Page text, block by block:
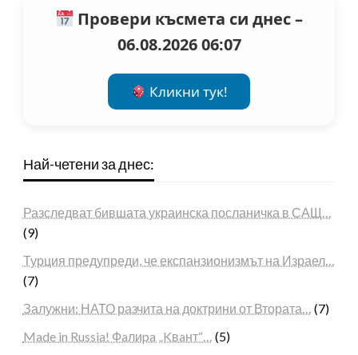
Провери късмета си днес –
06.08.2026 06:07
Кликни тук!
Най-четени за днес:
Разследват бившата украинска посланичка в САЩ…
(9)
Турция предупреди, че експанзионизмът на Израел…
(7)
Залужни: НАТО разчита на доктрини от Втората… (7)
Made in Russia! Фaлиpa „Kвaнт“… (5)